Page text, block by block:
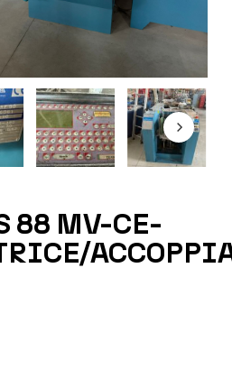
88 MV-CE-